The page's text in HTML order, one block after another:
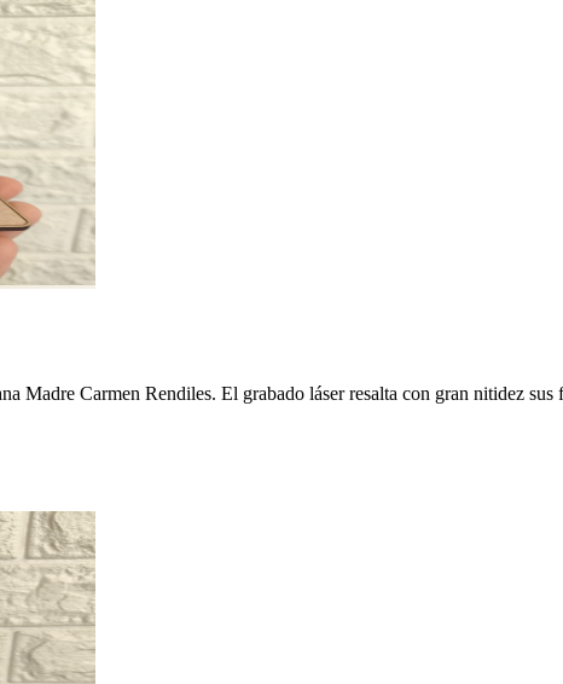
Madre Carmen Rendiles. El grabado láser resalta con gran nitidez